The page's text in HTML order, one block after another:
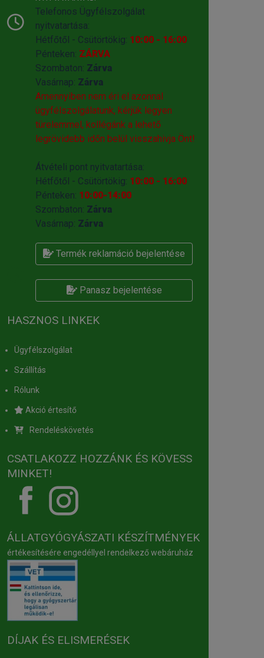
Telefonos Ügyfélszolgálat
nyitvatartása:
Hétfőtől - Csütörtökig: 10:00 - 16:00
Pénteken: ZÁRVA
Szombaton: Zárva
Vasárnap: Zárva
Amennyiben nem éri el azonnal
ügyfélszolgálatunk, kérjük legyen
türelemmel, kollégánk a lehető
legrövidebb időn belül visszahivja Önt!
Átvételi pont nyitvatartása:
Hétfőtől - Csütörtökig: 10:00 - 16:00
Pénteken: 10:00-14:00
Szombaton: Zárva
Vasárnap: Zárva
Termék reklamáció bejelentése
Panasz bejelentése
HASZNOS LINKEK
Ügyfélszolgálat
Szállítás
Rólunk
Akció értesítő
Rendeléskövetés
CSATLAKOZZ HOZZÁNK ÉS KÖVESS
MINKET!
ÁLLATGYÓGYÁSZATI KÉSZÍTMÉNYEK
értékesítésére engedéllyel rendelkező webáruház
DÍJAK ÉS ELISMERÉSEK